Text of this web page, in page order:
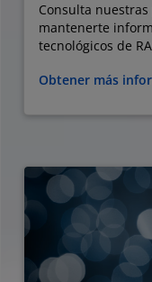
Consulta
mantenerte
tecnológicos de
Obtener más